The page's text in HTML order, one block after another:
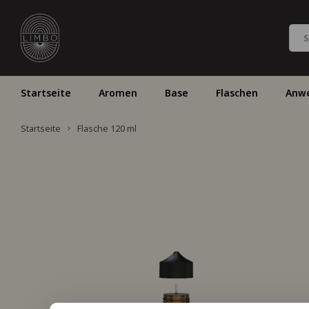
Startseite Aromen Base Flaschen
Startseite Flasche 120 ml